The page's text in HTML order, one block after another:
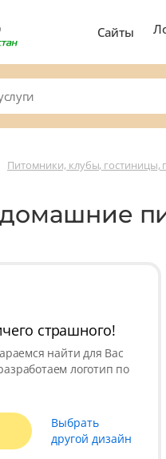
Сайты
Питомники, клубы,
страшного!
найти для Вас
логотип по
Выбрать
другой дизайн